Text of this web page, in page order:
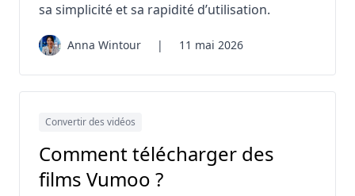
sa simplicité et sa rapidité d’utilisation.
Anna Wintour | 11 mai 2026
Convertir des vidéos
Comment télécharger des
films Vumoo ?